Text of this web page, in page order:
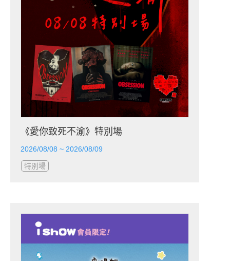
《愛你致死不渝》特別場
2026/08/08 ~ 2026/08/09
特別場